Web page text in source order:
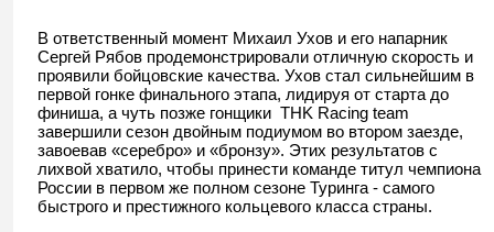
В ответственный момент Михаил Ухов и его напарник
Сергей Рябов продемонстрировали отличную скорость и
проявили бойцовские качества. Ухов стал сильнейшим в
первой гонке финального этапа, лидируя от старта до
финиша, а чуть позже гонщики THK Racing team
завершили сезон двойным подиумом во втором заезде,
завоевав «серебро» и «бронзу». Этих результатов с
лихвой хватило, чтобы принести команде титул чемпиона
России в первом же полном сезоне Туринга - самого
быстрого и престижного кольцевого класса страны.